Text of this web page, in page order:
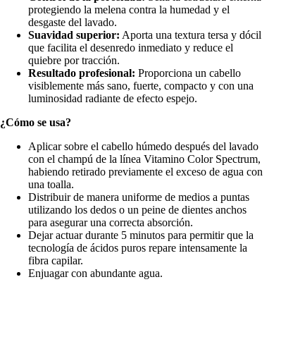
protegiendo la melena contra la humedad y el
desgaste del lavado.
Suavidad superior: Aporta una textura tersa y dócil
que facilita el desenredo inmediato y reduce el
quiebre por tracción.
Resultado profesional: Proporciona un cabello
visiblemente más sano, fuerte, compacto y con una
luminosidad radiante de efecto espejo.
¿Cómo se usa?
Aplicar sobre el cabello húmedo después del lavado
con el champú de la línea Vitamino Color Spectrum,
habiendo retirado previamente el exceso de agua con
una toalla.
Distribuir de manera uniforme de medios a puntas
utilizando los dedos o un peine de dientes anchos
para asegurar una correcta absorción.
Dejar actuar durante 5 minutos para permitir que la
tecnología de ácidos puros repare intensamente la
fibra capilar.
Enjuagar con abundante agua.